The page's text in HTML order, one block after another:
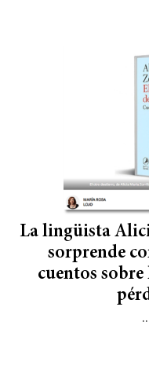
La lingüista
sorprende
cuentos